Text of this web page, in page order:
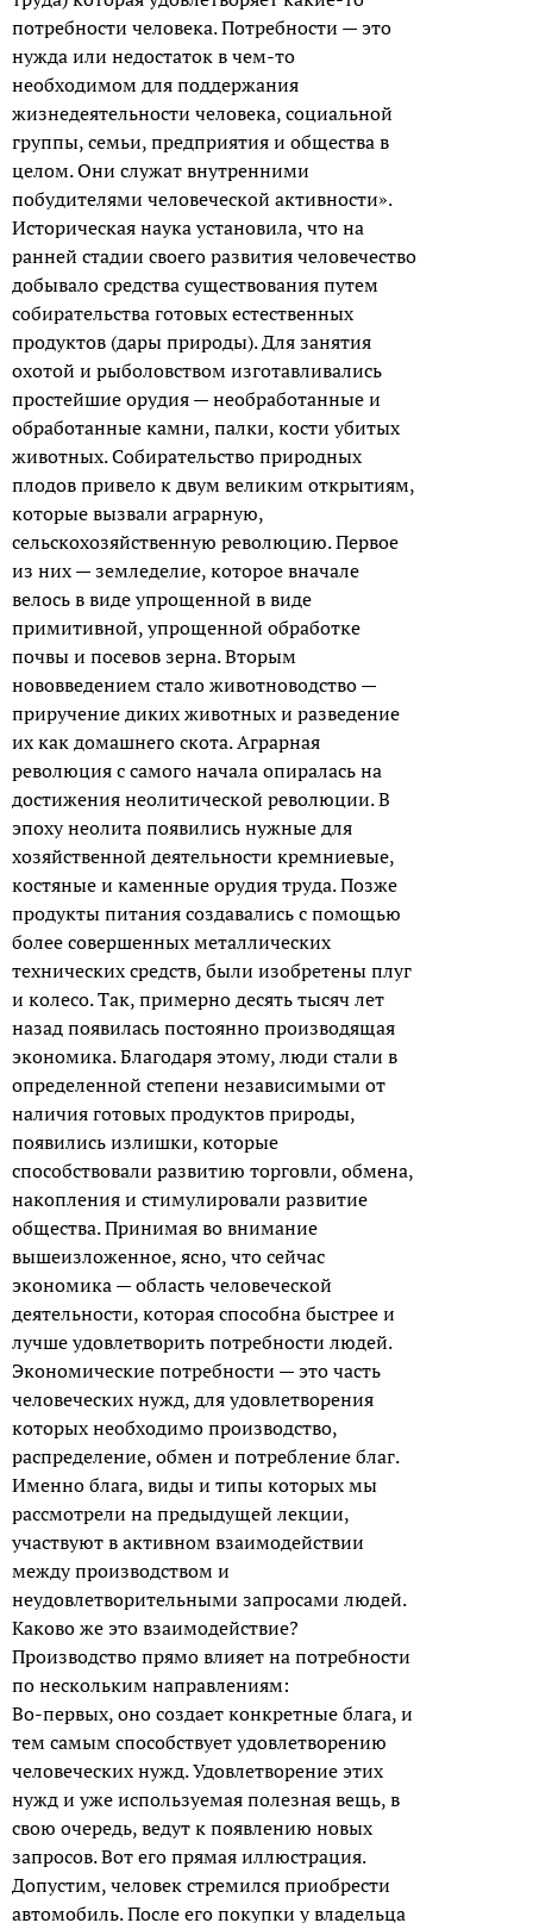
потребности человека. Потребности — это
нужда или недостаток в чем-то
необходимом для поддержания
жизнедеятельности человека, социальной
группы, семьи, предприятия и общества в
целом. Они служат внутренними
побудителями человеческой активности».
Историческая наука установила, что на
ранней стадии своего развития человечество
добывало средства существования путем
собирательства готовых естественных
продуктов (дары природы). Для занятия
охотой и рыболовством изготавливались
простейшие орудия — необработанные и
обработанные камни, палки, кости убитых
животных. Собирательство природных
плодов привело к двум великим открытиям,
которые вызвали аграрную,
сельскохозяйственную революцию. Первое
из них — земледелие, которое вначале
велось в виде упрощенной в виде
примитивной, упрощенной обработке
почвы и посевов зерна. Вторым
нововведением стало животноводство —
приручение диких животных и разведение
их как домашнего скота. Аграрная
революция с самого начала опиралась на
достижения неолитической революции. В
эпоху неолита появились нужные для
хозяйственной деятельности кремниевые,
костяные и каменные орудия труда. Позже
продукты питания создавались с помощью
более совершенных металлических
технических средств, были изобретены плуг
и колесо. Так, примерно десять тысяч лет
назад появилась постоянно производящая
экономика. Благодаря этому, люди стали в
определенной степени независимыми от
наличия готовых продуктов природы,
появились излишки, которые
способствовали развитию торговли, обмена,
накопления и стимулировали развитие
общества. Принимая во внимание
вышеизложенное, ясно, что сейчас
экономика — область человеческой
деятельности, которая способна быстрее и
лучше удовлетворить потребности людей.
Экономические потребности — это часть
человеческих нужд, для удовлетворения
которых необходимо производство,
распределение, обмен и потребление благ.
Именно блага, виды и типы которых мы
рассмотрели на предыдущей лекции,
участвуют в активном взаимодействии
между производством и
неудовлетворительными запросами людей.
Каково же это взаимодействие?
Производство прямо влияет на потребности
по нескольким направлениям:
Во-первых, оно создает конкретные блага, и
тем самым способствует удовлетворению
человеческих нужд. Удовлетворение этих
нужд и уже используемая полезная вещь, в
свою очередь, ведут к появлению новых
запросов. Вот его прямая иллюстрация.
Допустим, человек стремился приобрести
автомобиль. После его покупки у владельца